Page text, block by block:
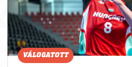
VÁLOGATOTT